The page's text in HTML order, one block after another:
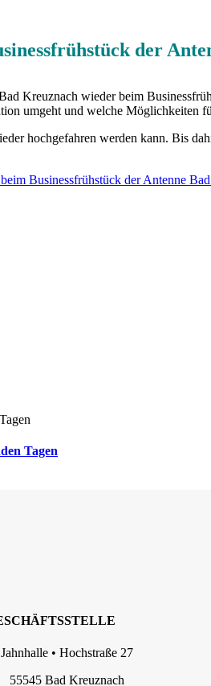
der
Kreuznach wieder beim
umgeht und welche Möglichkeiten
hochgefahren werden kann. Bis
Businessfrühstück der Antenne
Tagen
Jahnhalle • Hochstraße 27
55545 Bad Kreuznach